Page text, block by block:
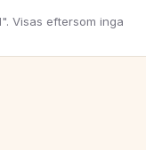
Visas eftersom inga